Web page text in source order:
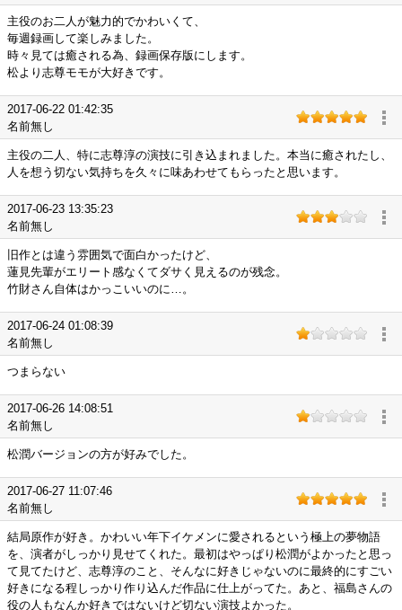
主役のお二人が魅力的でかわいくて、
毎週録画して楽しみました。
時々見ては癒される為、録画保存版にします。
松より志尊モモが大好きです。
2017-06-22 01:42:35
名前無し
主役の二人、特に志尊淳の演技に引き込まれました。本当に癒されたし、
人を想う切ない気持ちを久々に味あわせてもらったと思います。
2017-06-23 13:35:23
名前無し
旧作とは違う雰囲気で面白かったけど、
蓮見先輩がエリート感なくてダサく見えるのが残念。
竹財さん自体はかっこいいのに…。
2017-06-24 01:08:39
名前無し
つまらない
2017-06-26 14:08:51
名前無し
松潤バージョンの方が好みでした。
2017-06-27 11:07:46
名前無し
結局原作が好き。かわいい年下イケメンに愛されるという極上の夢物語
を、演者がしっかり見せてくれた。最初はやっぱり松潤がよかったと思っ
て見てたけど、志尊淳のこと、そんなに好きじゃないのに最終的にすごい
好きになる程しっかり作り込んだ作品に仕上がってた。あと、福島さんの
役の人もなんか好きではないけど切ない演技よかった。